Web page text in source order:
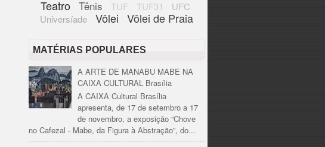
Teatro Tênis TUF TUF31
UFC
Universíade
Vôlei Vôlei de Praia
MATÉRIAS POPULARES
A ARTE DE MANABU MABE NA
CAIXA CULTURAL Brasília
A CAIXA Cultural Brasília
apresenta, de 17 de setembro a 17
de novembro, a exposição “Chove
no Cafezal - Mabe, da Figura à Abstração”, do...